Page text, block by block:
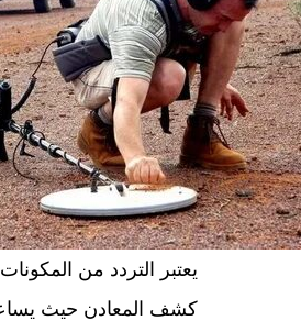
يعتبر التردد من
كشف المعادن حيث